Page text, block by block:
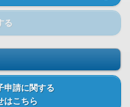
る
申請に関する
はこちら